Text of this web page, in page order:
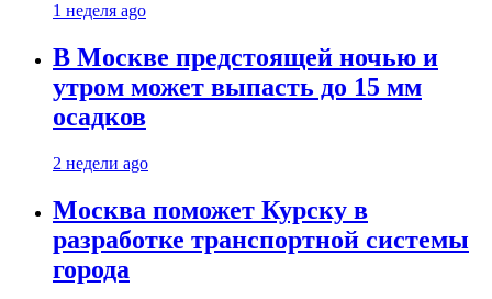
1 неделя ago
В Москве предстоящей ночью и
утром может выпасть до 15 мм
осадков
2 недели ago
Москва поможет Курску в
разработке транспортной системы
города